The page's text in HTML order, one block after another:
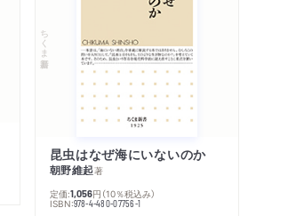
ちくま新書
昆虫はなぜ海にいないのか
朝野維起著
定価:1,056円 （10％税込み）
ISBN:978-4-480-07756-1